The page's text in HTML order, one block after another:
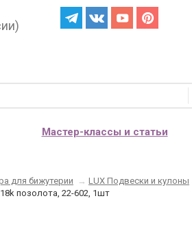
Мастер-классы и статьи
для бижутерии → LUX Подвески и кулоны
позолота, 22-602, 1шт